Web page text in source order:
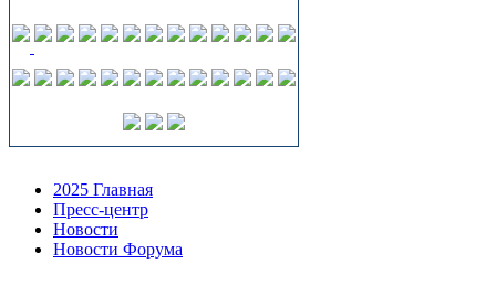
2025 Главная
Пресс-центр
Новости
Новости Форума